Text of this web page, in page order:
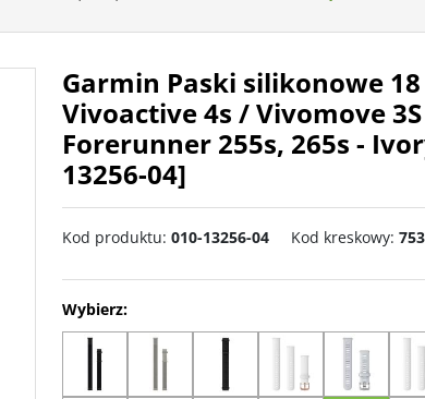
Garmin Paski silikonowe
Vivoactive 4s / Vivomove
Forerunner 255s, 265s -
13256-04]
Kod produktu: 010-13256-04 Kod kreskowy:
Wybierz: